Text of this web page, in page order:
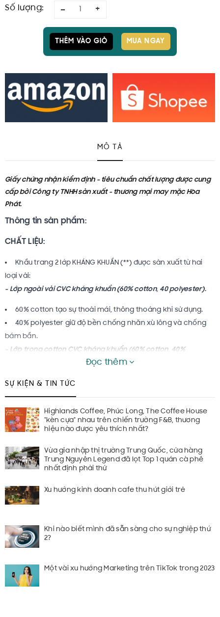
Số lượng: – +
THÊM VÀO GIỎ MUA NGAY
MÔ TẢ
Giấy chứng nhận kiểm định - tiêu chuẩn chất lượng được cung
cấp bởi Công ty TNHH sản xuất - thương mại may mặc Hòa
Phát.
Thông tin sản phẩm:
CHẤT LIỆU:
Khẩu trang 2 lớp KHÁNG KHUẨN (**) được sản xuất từ hai
loại vải:
- Lớp ngoài vải CVC kháng khuẩn (60% cotton, 40 polyester).
60% cotton tạo sự thoải mái, thông thoáng khi sử dụng.
40% polyester giữ độ bền chống nhăn xù lông và chống
bám bẩn.
- Lớp trong cotton CVC kháng khuẩn (60% cotton, 40%
60% cotton tạo độ mềm mịn, mang lại cảm giác dễ chịu
cho người dùng.
40% polyester giữ độ bền chống nhăn xù lông và chống
bám bẩn.
Mang lại cảm giác mềm mại ôm sát khuôn mặt người
dùng.
Đọc thêm
SỰ KIỆN & TIN TỨC
Highlands Coffee, Phúc Long, The Coffee House
"kèn cựa" nhau trên chiến trường F&B, thương
hiệu nào được yêu thích nhất?
Vừa gia nhập thị trường Trung Quốc, cửa hàng
Trung Nguyên Legend đã lọt Top 1 quán cà phê
nhất định phải thử
Xu hướng kinh doanh cafe thu hút giới trẻ
Khi nào biết mình đã sẵn sàng cho sự nghiệp thứ
2?
Một vài xu hướng Marketing trên TikTok trong 2023